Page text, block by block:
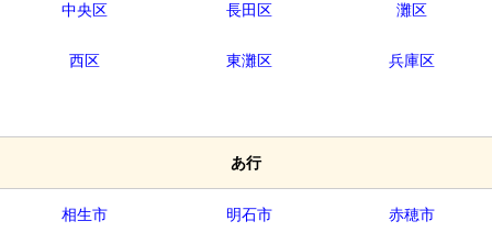
中央区 長田区 灘区
西区 東灘区 兵庫区
あ行
相生市 明石市 赤穂市